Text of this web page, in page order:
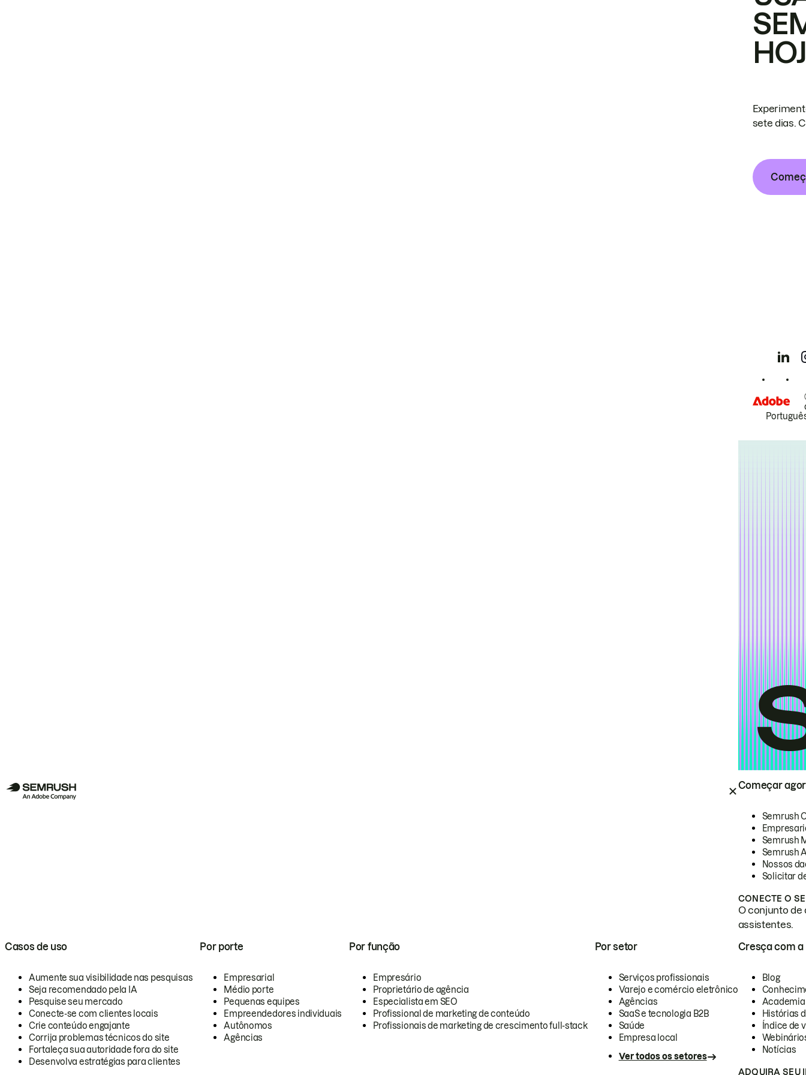
Começar
Semrush
Semrush
Semrush
Nossos
Solicitar
CONECTE O
O conjunto de
assistentes.
Casos de uso
Aumente sua visibilidade nas pesquisas
Seja recomendado pela IA
Pesquise seu mercado
Conecte-se com clientes locais
Crie conteúdo engajante
Corrija problemas técnicos do site
Fortaleça sua autoridade fora do site
Desenvolva estratégias para clientes
Por porte
Empresarial
Médio porte
Pequenas equipes
Empreendedores individuais
Autônomos
Agências
Por função
Empresário
Proprietário de agência
Especialista em SEO
Profissional de marketing de conteúdo
Profissionais de marketing de crescimento full-stack
Por setor
Serviços profissionais
Varejo e comércio eletrônico
Agências
SaaS e tecnologia B2B
Saúde
Empresa local
Ver todos os setores
Cresça com a
Blog
Academia
Histórias
Índice de
Notícias
ADQUIRA SEU
sete dias.